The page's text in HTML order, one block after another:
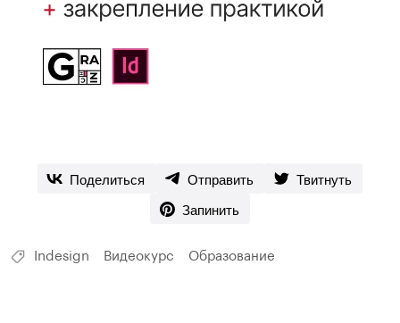
Поделиться Отправить
Твитнуть
Запинить
Indesign Видеокурс Образование